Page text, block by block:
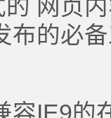
网页
布的必
容IE9的